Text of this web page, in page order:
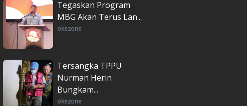
Tegaskan Program
MBG Akan Terus Lan...
okezone
Tersangka TPPU
Nurman Herin
Bungkam...
okezone